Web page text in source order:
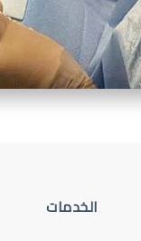
الخدمات